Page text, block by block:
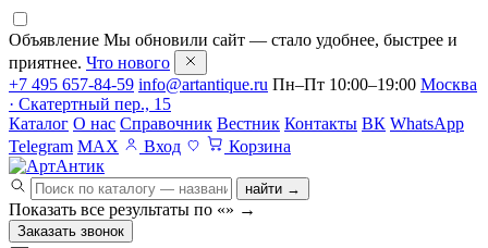
Объявление Мы обновили сайт — стало удобнее, быстрее и
приятнее. Что нового
+7 495 657-84-59 info@artantique.ru Пн–Пт 10:00–19:00 Москва
· Скатертный пер., 15
Каталог О нас Справочник Вестник Контакты ВК WhatsApp
Telegram MAX Вход Корзина
найти →
Показать все результаты по «» →
Заказать звонок